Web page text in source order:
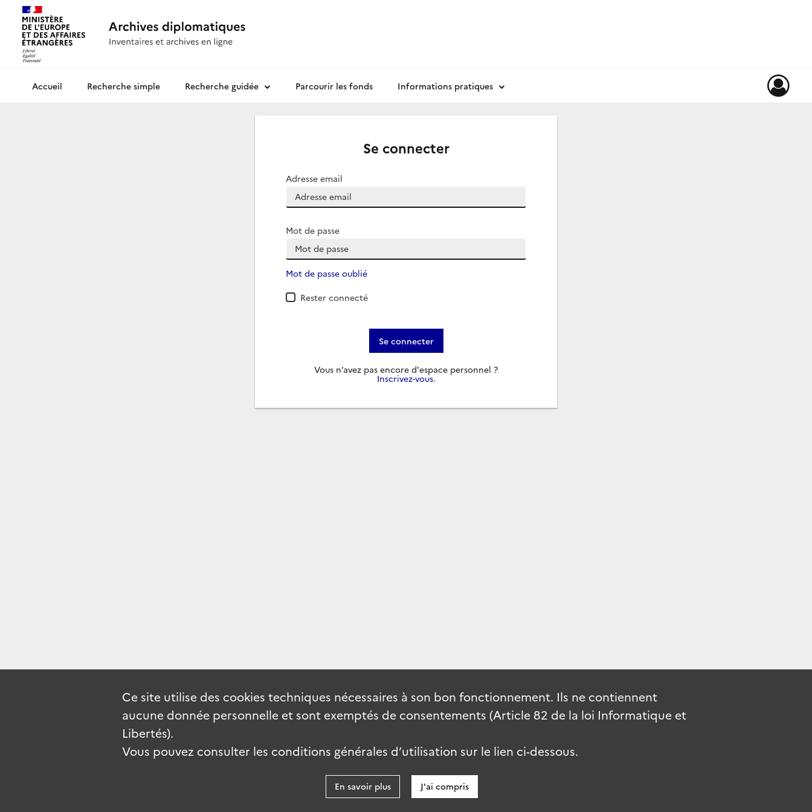
Archives diplomatiquesRecherche simple Recherche guidée Parcourir les fonds Informations pratiques
Se connecter
Adresse email
Mot de passe
Mot de passe oublié
Rester connecté
Se connecter
Vous n’avez pas encore d'espace personnel ?
Inscrivez-vous.
Ce site utilise des cookies techniques nécessaires à son bon fonctionnement. Ils ne contiennent
aucune donnée personnelle et sont exemptés de consentements (Article 82 de la loi Informatique et
Libertés).
Vous pouvez consulter les conditions générales d’utilisation sur le lien ci-dessous.
En savoir plus J'ai compris